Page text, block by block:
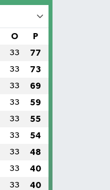
O P
33 77
33 73
33 69
33 59
33 55
33 54
33 48
33 40
33 40